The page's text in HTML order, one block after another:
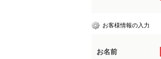
お客様情報の入力
お名前